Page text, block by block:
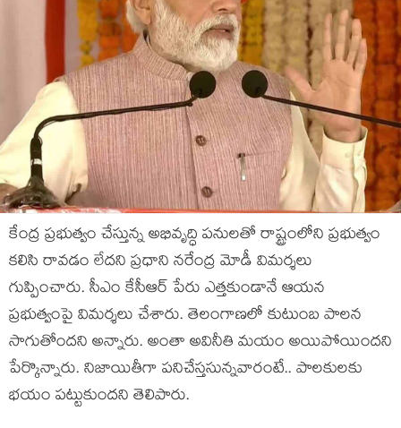
కేంద్ర ప్ర‌భుత్వం చేస్తున్న అభివృద్ధి ప‌నుల‌తో రాష్ట్రంలోని ప్ర‌భుత్వం
క‌లిసి రావ‌డం లేద‌ని ప్ర‌ధాని న‌రేంద్ర మోడీ విమ‌ర్శ‌లు
గుప్పించారు. సీఎం కేసీఆర్ పేరు ఎత్త‌కుండానే ఆయ‌న
ప్ర‌భుత్వంపై విమ‌ర్శ‌లు చేశారు. తెలంగాణ‌లో కుటుంబ పాల‌న
సాగుతోంద‌ని అన్నారు. అంతా అవినీతి మ‌యం అయిపోయింద‌ని
పేర్కొన్నారు. నిజాయితీగా ప‌నిచేస్త‌సున్న‌వారంటే.. పాల‌కుల‌కు
భ‌యం పట్టుకుంద‌ని తెలిపారు.